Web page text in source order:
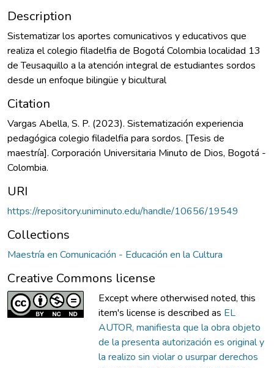
Description
Sistematizar los aportes comunicativos y educativos que
realiza el colegio filadelfia de Bogotá Colombia localidad 13
de Teusaquillo a la atención integral de estudiantes sordos
desde un enfoque bilingüe y bicultural
Citation
Vargas Abella, S. P. (2023). Sistematización experiencia
pedagógica colegio filadelfia para sordos. [Tesis de
maestría]. Corporación Universitaria Minuto de Dios, Bogotá -
Colombia.
URI
https://repository.uniminuto.edu/handle/10656/19549
Collections
Maestría en Comunicación - Educación en la Cultura
Creative Commons license
Except where otherwised noted, this
item's license is described as EL
AUTOR, manifiesta que la obra objeto
de la presenta autorización es original y
la realizo sin violar o usurpar derechos